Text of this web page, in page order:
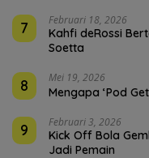
7 Februari 18, 2026
Kahfi deRossi
Soetta
8 Mei 19, 2026
Mengapa ‘Pod
9 Februari 3, 2026
Kick Off Bola
Jadi Pemain